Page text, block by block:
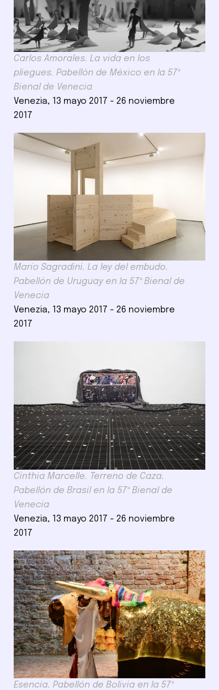
Carlos Amorales. La vida en los
pliegues. Pabellón de México en la 57ª
Bienal de Venecia
Venezia, 13 mayo 2017 - 26 noviembre
2017
Mario Sagradini. La ley del embudo.
Pabellón de Uruguay en la 57ª Bienal de
Venecia
Venezia, 13 mayo 2017 - 26 noviembre
2017
Cinthia Marcelle. Terreno de Caza.
Pabellón de Brasil en la 57ª Bienal de
Venecia
Venezia, 13 mayo 2017 - 26 noviembre
2017
Esencia. Pabellón de Bolivia en la 57ª